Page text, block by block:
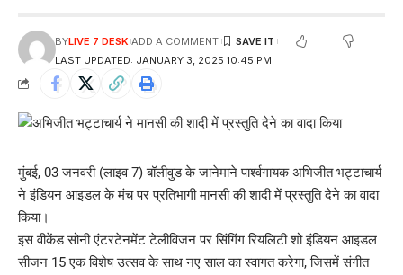
LAST UPDATED: JANUARY 3, 2025 10:45 PM
BYLIVE 7 DESK ADD A COMMENT
मुंबई, 03 जनवरी (लाइव 7) बॉलीवुड के जानेमाने पार्श्वगायक अभिजीत भट्टाचार्य
ने इंडियन आइडल के मंच पर प्रतिभागी मानसी की शादी में प्रस्तुति देने का वादा
किया।
इस वीकेंड सोनी एंटरटेनमेंट टेलीविजन पर सिंगिंग रियलिटी शो इंडियन आइडल
सीजन 15 एक विशेष उत्सव के साथ नए साल का स्वागत करेगा, जिसमें संगीत